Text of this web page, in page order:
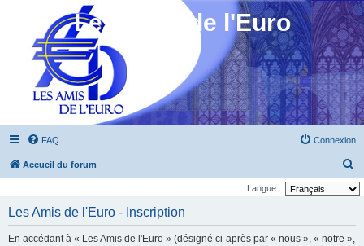
Les Amis de l'Euro
FAQ Connexion
Accueil du forum
e
Langue :
Les Amis de l'Euro - Inscription
En accédant à « Les Amis de l'Euro » (désigné ci-après par « nous », « notre »,